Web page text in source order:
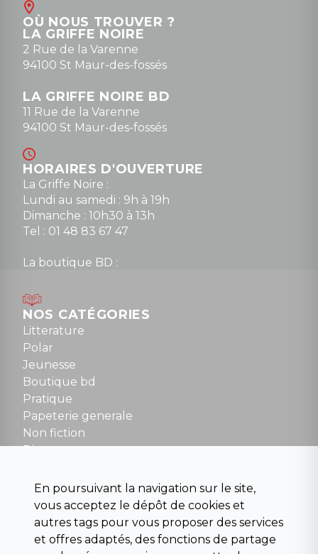
contact@la-griffe-noire.com
0148836747
OÙ NOUS TROUVER ?
LA GRIFFE NOIRE
2 Rue de la Varenne
94100 St Maur-des-fossés
LA GRIFFE NOIRE BD
11 Rue de la Varenne
94100 St Maur-des-fossés
HORAIRES D'OUVERTURE
La Griffe Noire :
Lundi au samedi : 9h à 19h
Dimanche : 10h30 à 13h
Tel : 01 48 83 67 47
La boutique BD :
Mardi au samedi : 10h à 13h / 14h à 19h
Dimanche : 10h30 à 12h30
Tel : 01 48 89 13 88
Fermé le dimanche en Juillet et Août
NOUS CONTACTER
contact@la-griffe-noire.com
NOS CATÉGORIES
Litterature
Polar
Jeunesse
Boutique bd
Pratique
Papeterie generale
Non fiction
Divers
Beaux livres et art
Para scolaire
Histoire
Pochoteque
En poursuivant la navigation sur le site,
vous acceptez le dépôt de cookies et
autres tags pour vous proposer des services
et offres adaptés, des fonctions de partage